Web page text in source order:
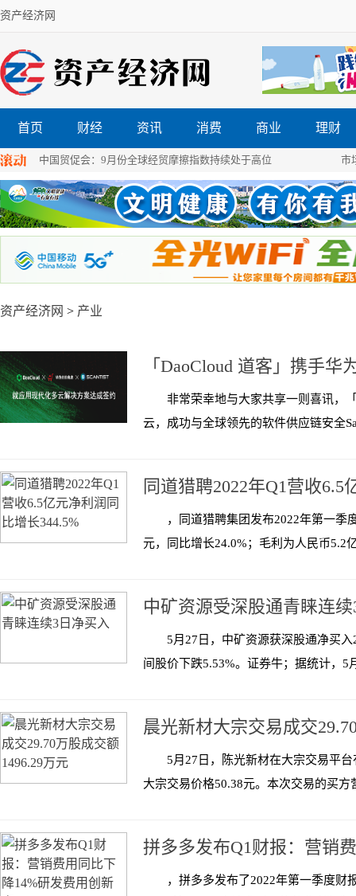
资产经济网
首页 财经 资讯 消费 商业 理财
中国贸促会：9月份全球经贸摩擦指数持续处于高位
市
为安享幸福晚年提供标准助力两部门详解新版养老服务
基金比人先“退休”，养老基金困局如何破解？
资产经济网 > 产业
「DaoCloud 道客」携手华
非常荣幸地与大家共享一则喜讯，
云，成功与全球领先的软件供应链安全
同道猎聘2022年Q1营收6.5
，同道猎聘集团发布2022年第一季
元，同比增长24.0%；毛利为人民币5.2
中矿资源受深股通青睐连
5月27日，中矿资源获深股通净买
间股价下跌5.53%。证券牛；据统计，5
晨光新材大宗交易成交
5月27日，陈光新材在大宗交易平
大宗交易价格50.38元。本次交易的买
拼多多发布Q1财报：营销
，拼多多发布了2022年第一季度财